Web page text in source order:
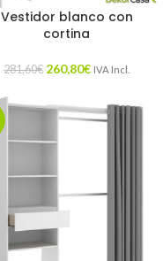
Vestidor blanco con
cortina
281,60€ 260,80€ IVA Incl.